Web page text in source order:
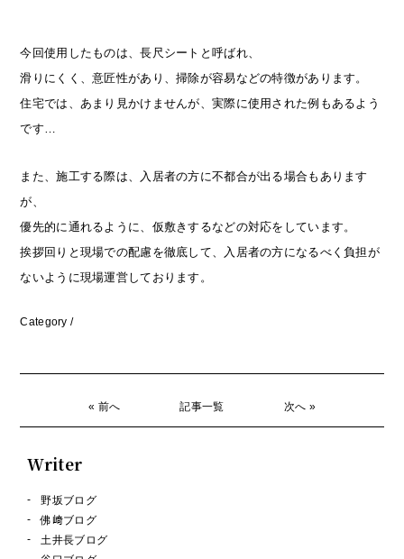
今回使用したものは、長尺シートと呼ばれ、
滑りにくく、意匠性があり、掃除が容易などの特徴があります。
住宅では、あまり見かけませんが、実際に使用された例もあるよう
です…
また、施工する際は、入居者の方に不都合が出る場合もあります
が、
優先的に通れるように、仮敷きするなどの対応をしています。
挨拶回りと現場での配慮を徹底して、入居者の方になるべく負担が
ないように現場運営しております。
Category /
« 前へ 記事一覧 次へ »
Writer
野坂ブログ
佛﨑ブログ
土井長ブログ